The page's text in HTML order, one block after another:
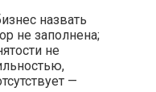
назвать
не заполнена;
не
—